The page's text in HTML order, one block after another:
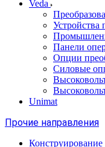
Veda
Устройства
Панели
Опции
Силовые
Unimat
Прочие направления
Конструирование